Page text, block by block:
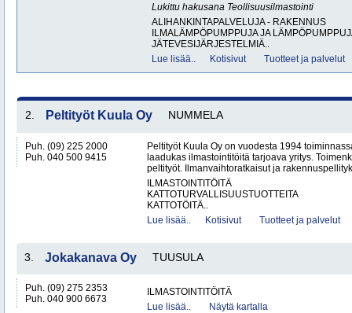
Lukittu hakusana Teollisuusilmastointi
ALIHANKINTAPALVELUJA - RAKENNUS
ILMALÄMPÖPUMPPUJA JA
JÄTEVESIJÄRJESTELMIÄ..
Lue lisää..
Kotisivut Tuotteet ja palvelut
2. Peltityöt Kuula Oy NUMMELA
Puh. (09) 225 2000
Puh. 040 500 9415
Peltityöt Kuula Oy on vuodesta 1994
laadukas ilmastointitöitä tarjoava yritys.
peltityöt. Ilmanvaihtoratkaisut ja
ILMASTOINTITÖITÄ
KATTOTURVALLISUUSTUOTTEITA
KATTOTÖITÄ..
Lue lisää..
Kotisivut Tuotteet ja palvelut
3. Jokakanava Oy TUUSULA
Puh. (09) 275 2353
Puh. 040 900 6673
ILMASTOINTITÖITÄ
Lue lisää..
Näytä kartalla